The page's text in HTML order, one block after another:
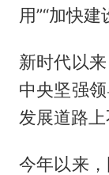
用”“加快建
新时代以
中央坚强
发展道路上
今年以来